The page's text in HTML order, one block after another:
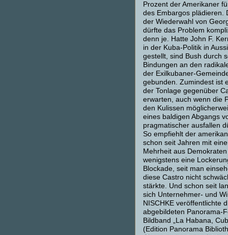
Prozent der Amerikaner
des Embargos plädieren.
der Wiederwahl von
dürfte das Problem
denn je. Hatte John F.
in der Kuba-Politik in
gestellt, sind Bush durch
Bindungen an den
der Exilkubaner-
gebunden. Zumindest ist
der Tonlage gegenüber
erwarten, auch wenn die
den Kulissen
eines baldigen Abgangs
pragmatischer ausfallen
So empfiehlt der
schon seit Jahren mit
Mehrheit aus
wenigstens eine
Blockade, seit man
diese Castro nicht
stärkte. Und schon seit
sich Unternehmer- und
NISCHKE veröffentlichte
abgebildeten Panorama-
Bildband „La Habana,
(Edition Panorama